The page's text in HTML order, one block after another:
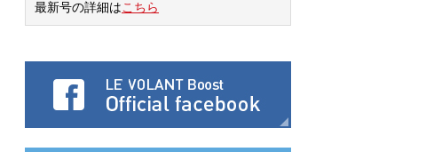
最新号の詳細はこちら